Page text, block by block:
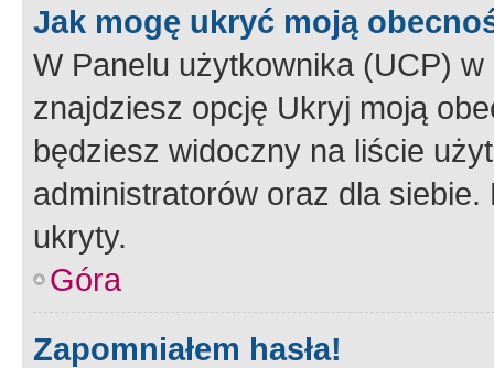
Jak mogę ukryć moją
W Panelu użytkownika (UCP) w
znajdziesz opcję Ukryj moją
będziesz widoczny na liście
administratorów oraz dla
ukryty.
Góra
Zapomniałem hasła!